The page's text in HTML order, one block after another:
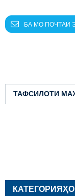
БА МО ПОЧТАИ
ТАФСИЛОТИ